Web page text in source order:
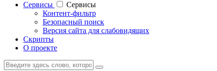
Cервисы
Cервисы
Контент-фильтр
Безопасный поиск
Версия сайта для слабовидящих
Скрипты
О проекте